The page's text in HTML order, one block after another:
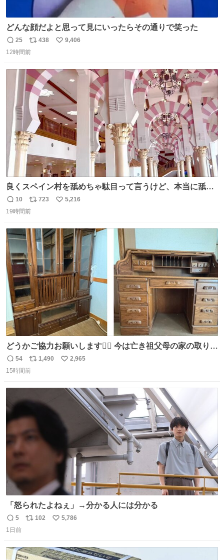
どんな顔だよと思って見にいったらその通りで笑った
返
信
25
リ
ポ
ト
数
438
い
9,406
12時間前
良くスペイン村を舐めちゃ駄目って言うけど、本当に舐め
ちゃ行けないのはスペィン村ホテル🏛🏨 だってロビーから
中庭抜けるだけでこの有様🤩 ディズニーホテル泊まってる
ニャは益々素晴らしい場所になってる
返
信
10
リ
ポ
ト
数
723
い
数
5,216
19時間前
どうかご協力お願いします🙇‍♂️ 今は亡き祖父母の家の取り壊
しが決まり、どうしても処分して欲しくない食器棚と机の
引き取り手を探しております この2つは私の祖母が当初一
さで亡くなりましたが、この家具達をとても大切にしてお
りました 続く↓
返
信
54
リ
ポ
1,490
い
2,965
15時間前
「怒られたよねぇ」→分かる人には分かる
返
信
5
リ
ト
102
い
数
5,786
1日前